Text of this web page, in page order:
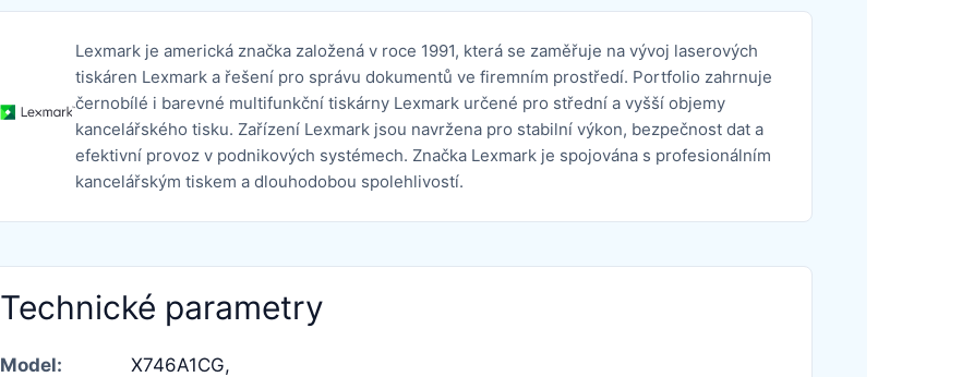
Lexmark je americká značka založená v roce 1991, která se zaměřuje na vývoj laserových
tiskáren Lexmark a řešení pro správu dokumentů ve firemním prostředí. Portfolio zahrnuje
černobílé i barevné multifunkční tiskárny Lexmark určené pro střední a vyšší objemy
kancelářského tisku. Zařízení Lexmark jsou navržena pro stabilní výkon, bezpečnost dat a
efektivní provoz v podnikových systémech. Značka Lexmark je spojována s profesionálním
kancelářským tiskem a dlouhodobou spolehlivostí.
Technické parametry
Model: X746A1CG,